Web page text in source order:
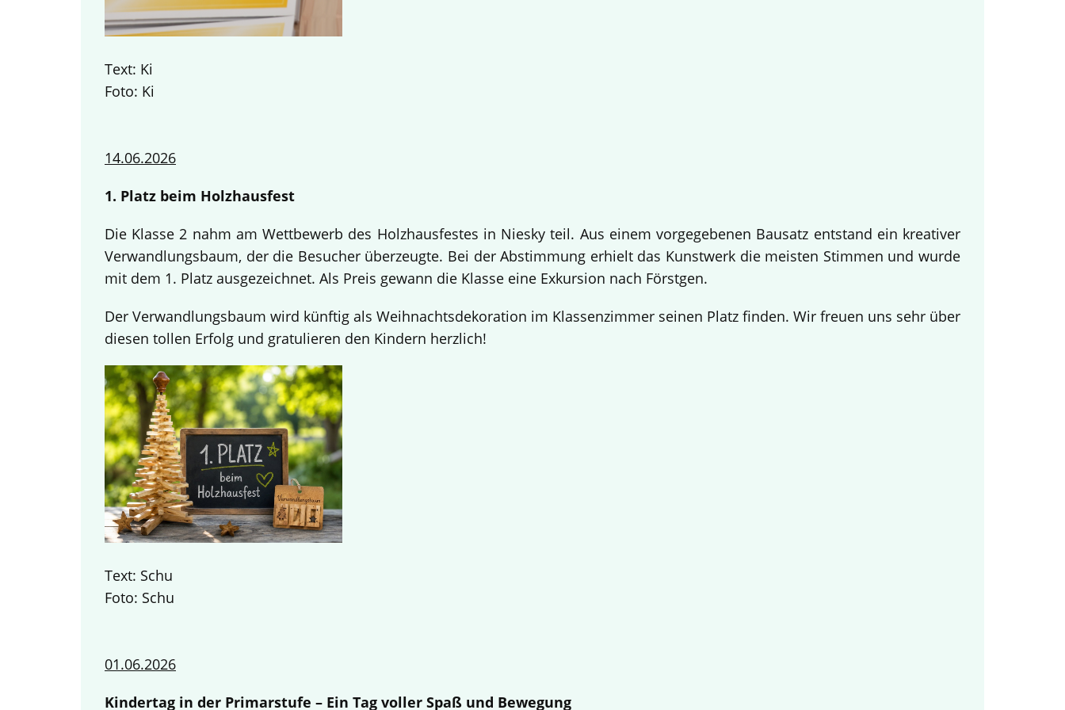
Text: Ki
Foto: Ki
14.06.2026
1. Platz beim Holzhausfest
Die Klasse 2 nahm am Wettbewerb des Holzhausfestes in Niesky teil. Aus einem vorgegebenen Bausatz entstand ein kreativer
Verwandlungsbaum, der die Besucher überzeugte. Bei der Abstimmung erhielt das Kunstwerk die meisten Stimmen und wurde
mit dem 1. Platz ausgezeichnet. Als Preis gewann die Klasse eine Exkursion nach Förstgen.
Der Verwandlungsbaum wird künftig als Weihnachtsdekoration im Klassenzimmer seinen Platz finden. Wir freuen uns sehr über
diesen tollen Erfolg und gratulieren den Kindern herzlich!
Text: Schu
Foto: Schu
01.06.2026
Kindertag in der Primarstufe – Ein Tag voller Spaß und Bewegung